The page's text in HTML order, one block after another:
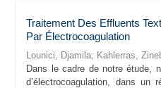
Traitement Des Effluents
Par Électrocoagulation
Lounici, Djamila; Kahlerras,
Dans le cadre de notre étude,
d’électrocoagulation, dans un